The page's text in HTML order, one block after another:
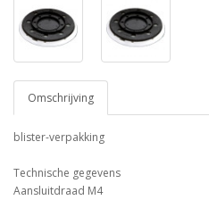
Omschrijving
blister-verpakking
Technische gegevens
Aansluitdraad M4